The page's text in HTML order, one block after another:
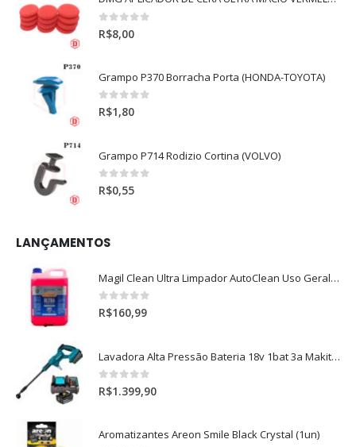
0 out of 5
R$8,00
Grampo P370 Borracha Porta (HONDA-TOYOTA)
0out of 5
R$1,80
Grampo P714 Rodizio Cortina (VOLVO)
0out of 5
R$0,55
LANÇAMENTOS
Magil Clean Ultra Limpador AutoClean Uso Geral 5L
0out of 5
R$160,99
Lavadora Alta Pressão Bateria 18v 1bat 3a Makita Dhw180zc
0out of 5
R$1.399,90
Aromatizantes Areon Smile Black Crystal (1un)